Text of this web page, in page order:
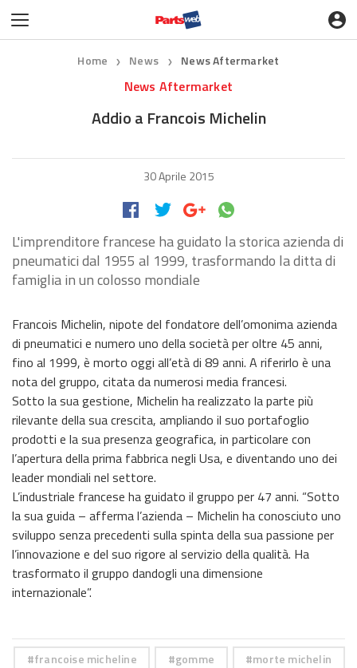
Home ❯ News ❯ News Aftermarket
News Aftermarket
Addio a Francois Michelin
30 Aprile 2015
L'imprenditore francese ha guidato la storica azienda di
pneumatici dal 1955 al 1999, trasformando la ditta di
famiglia in un colosso mondiale
Francois Michelin, nipote del fondatore dell’omonima azienda
di pneumatici e numero uno della società per oltre 45 anni,
fino al 1999, è morto oggi all’età di 89 anni. A riferirlo è una
nota del gruppo, citata da numerosi media francesi.
Sotto la sua gestione, Michelin ha realizzato la parte più
rilevante della sua crescita, ampliando il suo portafoglio
prodotti e la sua presenza geografica, in particolare con
l’apertura della prima fabbrica negli Usa, e diventando uno dei
leader ‎mondiali nel settore.
L’industriale francese ha guidato il gruppo per 47 anni. “Sotto
la sua guida – afferma l’azienda – Michelin ha conosciuto uno
sviluppo senza precedenti sulla spinta della sua passione per
l’innovazione e del suo rigore al servizio della qualità. Ha
trasformato il gruppo dandogli una dimensione
internazionale”.
francoise micheline gomme
morte michelin